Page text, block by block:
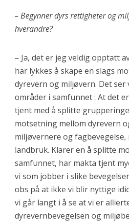
– Begynner dyrs rettigheter og
hverandre?
– Ja, det er jeg veldig opptatt
har lykkes å skape en slags
dyrevern og miljøvern. Det ser
områder i samfunnet : At det
tjent med å splitte
motsetning mellom dyrevern
miljøvernere og
landbruk. Klarer en å splitte
samfunnet, har makta tjent
vi som jobber i slike
obs på at ikke vi blir nyttige
vi går langt i å se at vi er
dyrevernbevegelsen og